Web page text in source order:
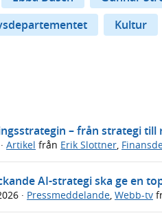
Kultur
– från strategi till
· Artikel från Erik Slottner,
AI-strategi ska ge en
· Pressmeddelande Webb-tv